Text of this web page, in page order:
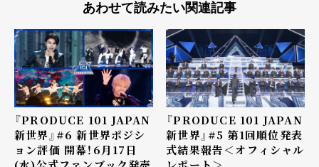
あわせて読みたい関連記事
『PRODUCE 101 JAPAN
新世界』#6 新世界ポジシ
ョン評価 開幕！6月17日
『PRODUCE 101 JAPAN
新世界』#5 第1回順位発表
式結果報告＜オフィシャル